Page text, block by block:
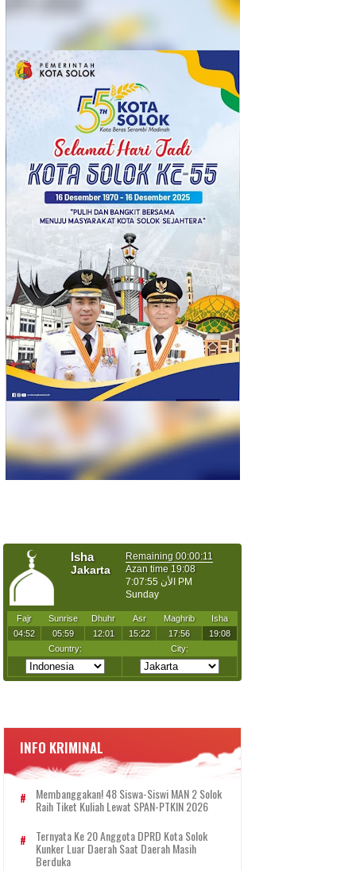
INFO KRIMINAL
Membanggakan! 48 Siswa-Siswi MAN 2 Solok
Raih Tiket Kuliah Lewat SPAN-PTKIN 2026
Ternyata Ke 20 Anggota DPRD Kota Solok
Kunker Luar Daerah Saat Daerah Masih
Berduka